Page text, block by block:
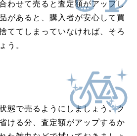
わせて売ると査定額がアップし
があると、購入者が安心して買
ててしまっていなければ、そろ
う。
態で売るようにしましょう。ク
ける分、査定額がアップするか